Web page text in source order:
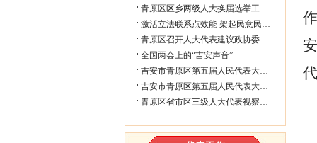
青原区区乡两级人大换届选举工作会议...
激活立法联系点效能 架起民意民生连...
青原区召开人大代表建议政协委员提案...
全国两会上的“吉安声音”
吉安市青原区第五届人民代表大会第七...
吉安市青原区第五届人民代表大会第七...
青原区省市区三级人大代表视察民生实...